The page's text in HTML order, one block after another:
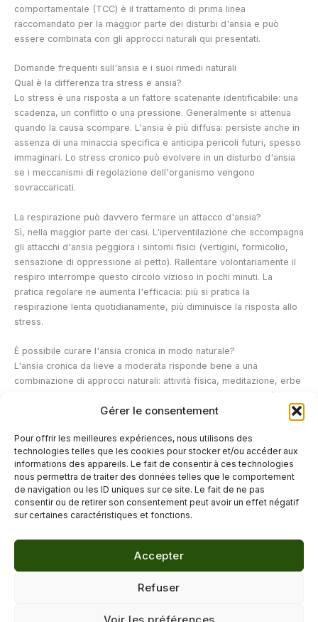
Gérer le consentement
Pour offrir les meilleures expériences, nous utilisons des
technologies telles que les cookies pour stocker et/ou accéder aux
informations des appareils. Le fait de consentir à ces technologies
nous permettra de traiter des données telles que le comportement
de navigation ou les ID uniques sur ce site. Le fait de ne pas
consentir ou de retirer son consentement peut avoir un effet négatif
sur certaines caractéristiques et fonctions.
Accepter
Refuser
Voir les préférences
comportamentale (TCC) è il trattamento di prima linea
raccomandato per la maggior parte dei disturbi d'ansia e può
essere combinata con gli approcci naturali qui presentati.
Domande frequenti sull'ansia e i suoi rimedi naturali
Qual è la differenza tra stress e ansia?
Lo stress è una risposta a un fattore scatenante identificabile: una
scadenza, un conflitto o una pressione. Generalmente si attenua
quando la causa scompare. L'ansia è più diffusa: persiste anche in
assenza di una minaccia specifica e anticipa pericoli futuri, spesso
immaginari. Lo stress cronico può evolvere in un disturbo d'ansia
se i meccanismi di regolazione dell'organismo vengono
sovraccaricati.
La respirazione può davvero fermare un attacco d'ansia?
Sì, nella maggior parte dei casi. L'iperventilazione che accompagna
gli attacchi d'ansia peggiora i sintomi fisici (vertigini, formicolio,
sensazione di oppressione al petto). Rallentare volontariamente il
respiro interrompe questo circolo vizioso in pochi minuti. La
pratica regolare ne aumenta l'efficacia: più si pratica la
respirazione lenta quotidianamente, più diminuisce la risposta allo
stress.
È possibile curare l'ansia cronica in modo naturale?
L'ansia cronica da lieve a moderata risponde bene a una
combinazione di approcci naturali: attività fisica, meditazione, erbe
adattogene e miglioramento del sonno. Per le forme gravi, è
necessario un supporto terapeutico (TCC, EMDR per i traumi). Gli
migliorare la qualità del sonno, ridurre i livelli di cortisolo e favorire
la regolazione emotiva.
←Articolo precedente Articolo successivo→
Confidentialité·